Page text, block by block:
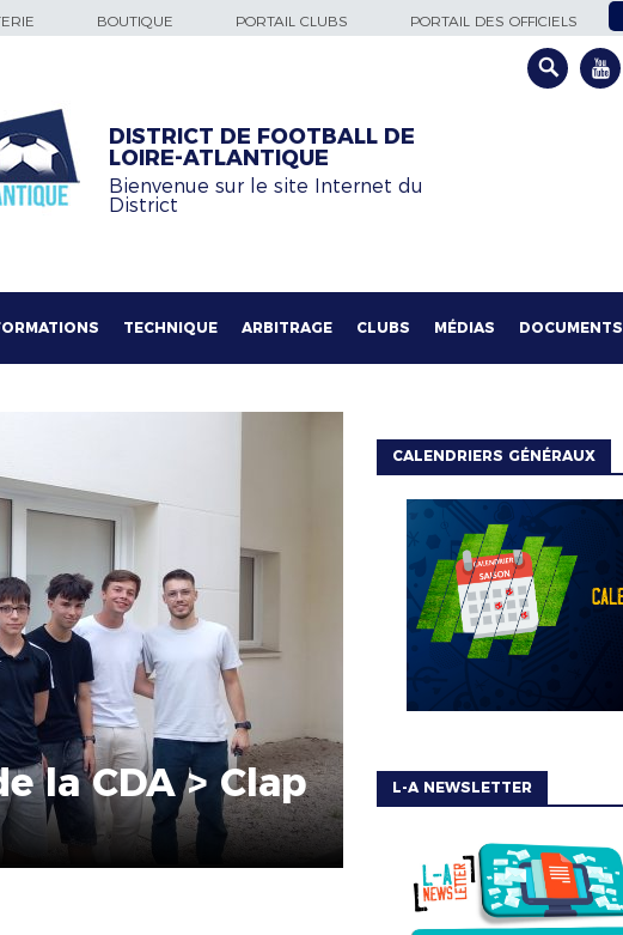
BOUTIQUE PORTAIL CLUBS PORTAIL DES OFFICIELS
DISTRICT DE FOOTBALL DE
LOIRE-ATLANTIQUE
Bienvenue sur le site Internet du
District
TECHNIQUE ARBITRAGE CLUBS MÉDIAS DOCUMENTS
la CDA > Clap
CALENDRIERS GÉNÉRAUX
L-A NEWSLETTER